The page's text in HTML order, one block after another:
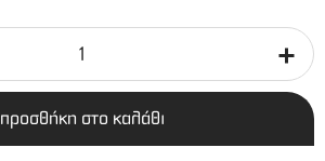
προσθήκη στο καλάθι